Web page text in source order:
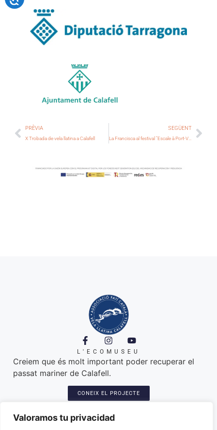
Valoramos tu privacidad
PRÈVIA
X Trobada de vela llatina a Calafell
SEGÜENT
La Francisca al festival "Escale à Port-Vendres"
L'ECOMUSEU
Creiem que és molt important poder recuperar el
passat mariner de Calafell.
CONEIX EL PROJECTE
Platja de Calafell. 43820
Seu: Carretera del Sanatori, 3